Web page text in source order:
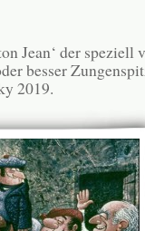
Jean‘ der speziell
besser
2019.